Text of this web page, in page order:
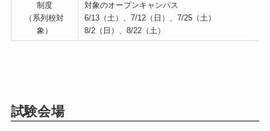
制度
（系列校対
象）
対象のオープンキャンパス
6/13（土）、7/12（日）、7/25（土）
8/2（日）、8/22（土）
試験会場